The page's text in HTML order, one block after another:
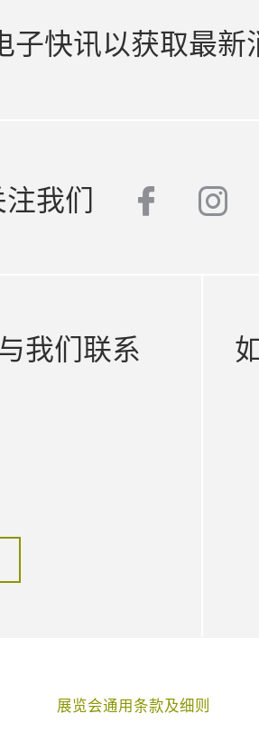
子快讯以获取最新
我们
我们联系
展览会通用条款及细则